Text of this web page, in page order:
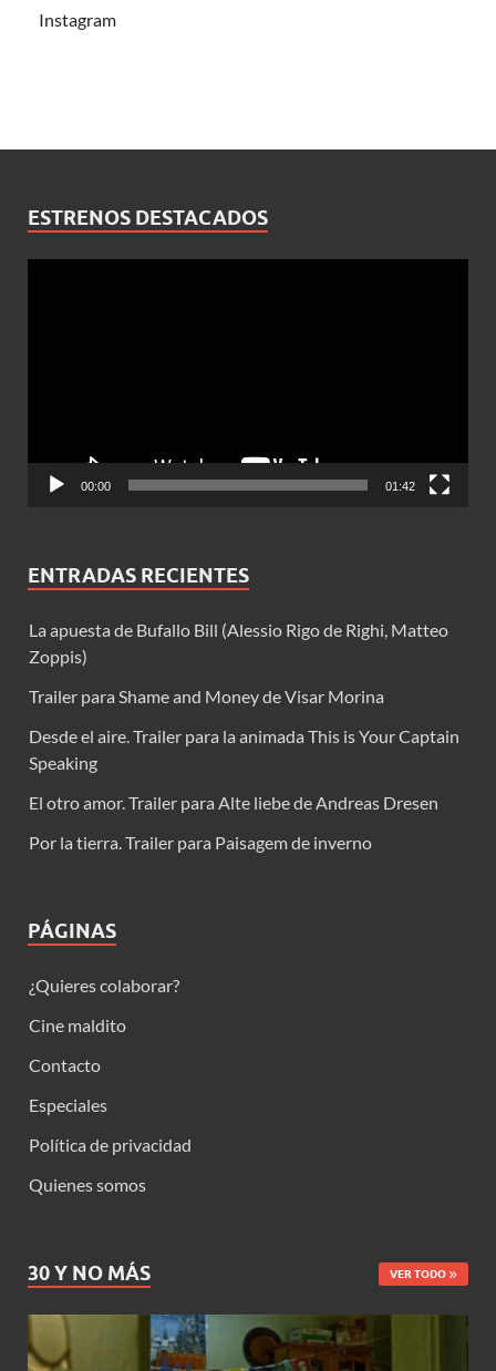
Instagram
ESTRENOS DESTACADOS
00:00 01:42
ENTRADAS RECIENTES
La apuesta de Bufallo Bill (Alessio Rigo de Righi, Matteo
Zoppis)
Trailer para Shame and Money de Visar Morina
Desde el aire. Trailer para la animada This is Your Captain
Speaking
El otro amor. Trailer para Alte liebe de Andreas Dresen
Por la tierra. Trailer para Paisagem de inverno
PÁGINAS
¿Quieres colaborar?
Cine maldito
Contacto
Especiales
Política de privacidad
Quienes somos
30 Y NO MÁS VER TODO